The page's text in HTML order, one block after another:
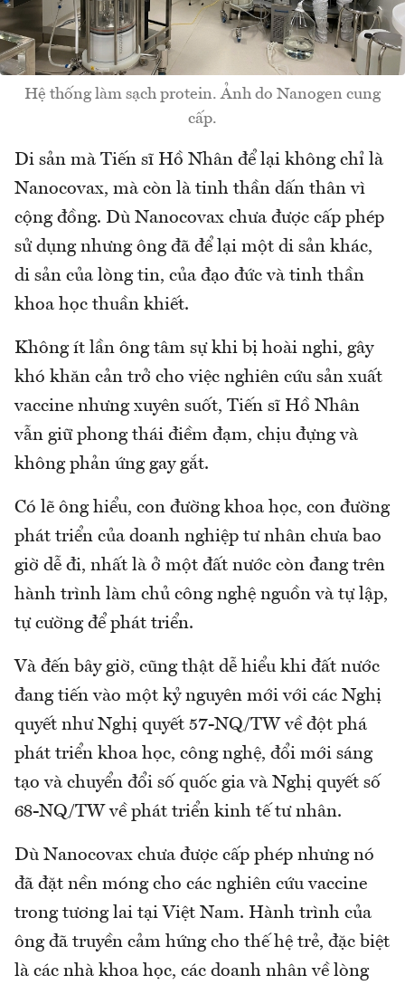
Hệ thống làm sạch protein. Ảnh do Nanogen cung
cấp.
Di sản mà Tiến sĩ Hồ Nhân để lại không chỉ là
Nanocovax, mà còn là tinh thần dấn thân vì
cộng đồng. Dù Nanocovax chưa được cấp phép
sử dụng nhưng ông đã để lại một di sản khác,
di sản của lòng tin, của đạo đức và tinh thần
khoa học thuần khiết.
Không ít lần ông tâm sự khi bị hoài nghi, gây
khó khăn cản trở cho việc nghiên cứu sản xuất
vaccine nhưng xuyên suốt, Tiến sĩ Hồ Nhân
vẫn giữ phong thái điềm đạm, chịu đựng và
không phản ứng gay gắt.
Có lẽ ông hiểu, con đường khoa học, con đường
phát triển của doanh nghiệp tư nhân chưa bao
giờ dễ đi, nhất là ở một đất nước còn đang trên
hành trình làm chủ công nghệ nguồn và tự lập,
tự cường để phát triển.
Và đến bây giờ, cũng thật dễ hiểu khi đất nước
đang tiến vào một kỷ nguyên mới với các Nghị
quyết như Nghị quyết 57-NQ/TW về đột phá
phát triển khoa học, công nghệ, đổi mới sáng
tạo và chuyển đổi số quốc gia và Nghị quyết số
68-NQ/TW về phát triển kinh tế tư nhân.
Dù Nanocovax chưa được cấp phép nhưng nó
đã đặt nền móng cho các nghiên cứu vaccine
trong tương lai tại Việt Nam. Hành trình của
ông đã truyền cảm hứng cho thế hệ trẻ, đặc biệt
là các nhà khoa học, các doanh nhân về lòng